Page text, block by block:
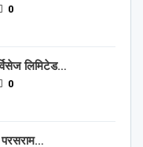
0
लिमिटेड…
0
परसराम…